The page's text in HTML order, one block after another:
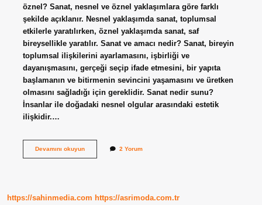
öznel? Sanat, nesnel ve öznel yaklaşımlara göre farklı
şekilde açıklanır. Nesnel yaklaşımda sanat, toplumsal
etkilerle yaratılırken, öznel yaklaşımda sanat, saf
bireysellikle yaratılır. Sanat ve amacı nedir? Sanat, bireyin
toplumsal ilişkilerini ayarlamasını, işbirliği ve
dayanışmasını, gerçeği seçip ifade etmesini, bir yapıta
başlamanın ve bitirmenin sevincini yaşamasını ve üretken
olmasını sağladığı için gereklidir. Sanat nedir sunu?
İnsanlar ile doğadaki nesnel olgular arasındaki estetik
ilişkidir.…
Devamını okuyunSanat
2 Yorum
https://sahinmedia.com https://asrimoda.com.tr